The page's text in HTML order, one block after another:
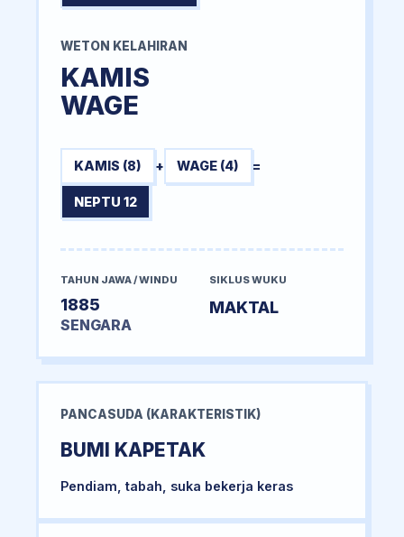
WETON KELAHIRAN
KAMIS
WAGE
KAMIS (8) + WAGE (4) =
NEPTU 12
TAHUN JAWA / WINDU
1885
SENGARA
SIKLUS WUKU
MAKTAL
PANCASUDA (KARAKTERISTIK)
BUMI KAPETAK
Pendiam, tabah, suka bekerja keras